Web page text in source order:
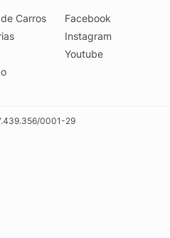
Carros
Facebook
Instagram
Youtube
0001-29